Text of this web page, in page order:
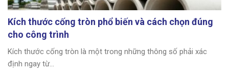
Kích thước cống tròn phổ biến và cách chọn đúng
cho công trình
Kích thước cống tròn là một trong những thông số phải xác
định ngay từ...